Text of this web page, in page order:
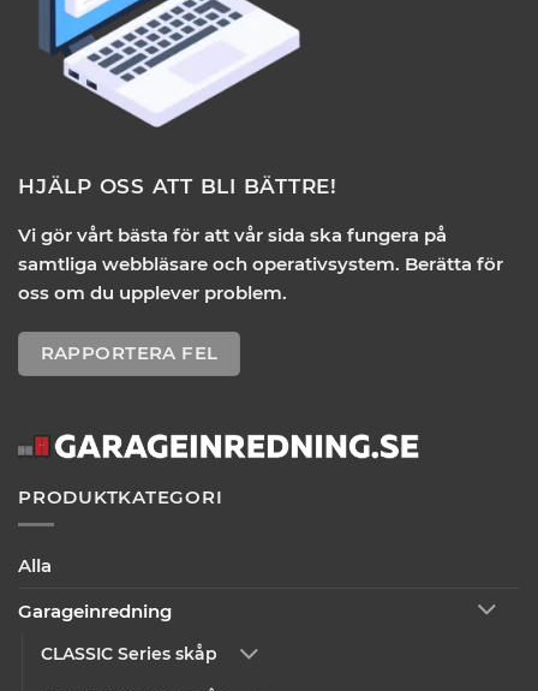
HJÄLP OSS ATT BLI BÄTTRE!
Vi gör vårt bästa för att vår sida ska fungera på
samtliga webbläsare och operativsystem. Berätta för
oss om du upplever problem.
RAPPORTERA FEL
PRODUKTKATEGORI
Alla
Garageinredning
CLASSIC Series skåp